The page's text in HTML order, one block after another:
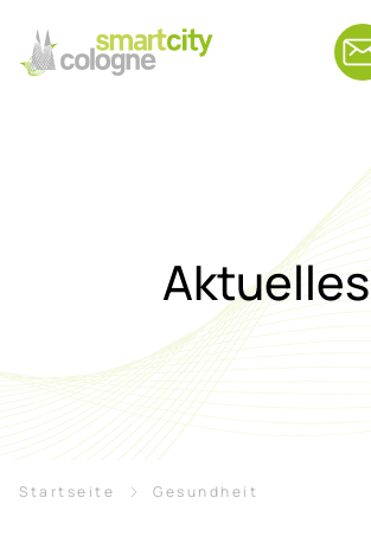
Ak­tu­el­les
Startseite Gesundheit